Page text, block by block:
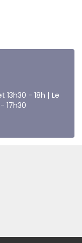
13h30 - 18h | Le
17h30